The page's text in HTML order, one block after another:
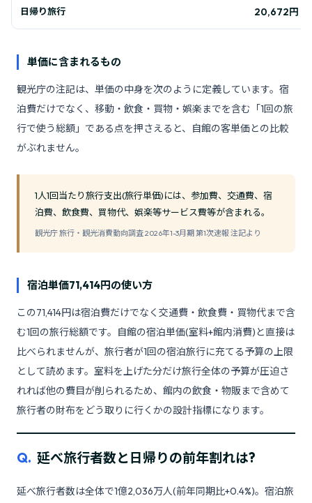
日帰り旅行 20,672円
単価に含まれるもの
観光庁の注記は、単価の中身を次のように定義しています。宿
泊費だけでなく、移動・飲食・買物・娯楽までを含む「1回の旅
行で使う総額」である点を押さえると、自館の客単価との比較
がぶれません。
1人1回当たり旅行支出(旅行単価)には、参加費、交通費、宿
泊費、飲食費、買物代、娯楽等サービス費等が含まれる。
観光庁 旅行・観光消費動向調査 2026年1-3月期 第1次速報 注記より
宿泊単価71,414円の使い方
この71,414円は宿泊費だけでなく交通費・飲食費・買物代まで含
む1回の旅行総額です。自館の宿泊単価(室料+館内消費)と直接は
比べられませんが、旅行者が1回の宿泊旅行に充てる予算の上限
として読めます。室料を上げた分だけ旅行全体の予算が圧迫さ
れれば他の費目が削られるため、館内の飲食・物販まで含めて
旅行者の財布をどう取りに行くかの設計指標になります。
Q. 延べ旅行者数と日帰りの前年割れは?
延べ旅行者数は全体で1億2,036万人(前年同期比+0.4%)。宿泊旅